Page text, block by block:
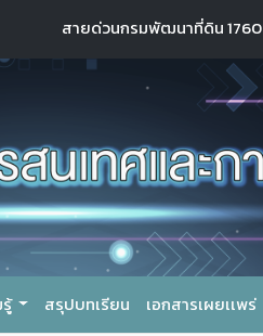
สายด่วนกรมพัฒนาที่ดิน 1760
สรุปบทเรียน เอกสารเผยเเพร่